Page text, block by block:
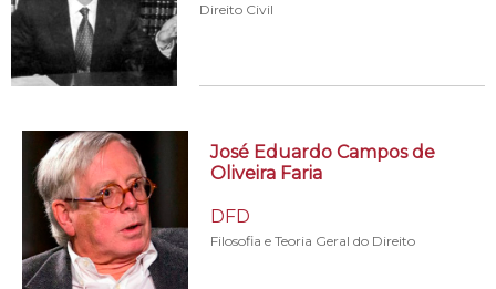
Direito Civil
José Eduardo Campos de
Oliveira Faria
DFD
Filosofia e Teoria Geral do Direito